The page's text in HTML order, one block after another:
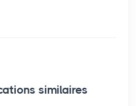
similaires